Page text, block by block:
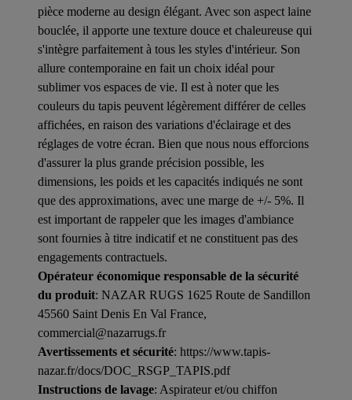
pièce moderne au design élégant. Avec son aspect laine
bouclée, il apporte une texture douce et chaleureuse qui
s'intègre parfaitement à tous les styles d'intérieur. Son
allure contemporaine en fait un choix idéal pour
sublimer vos espaces de vie. Il est à noter que les
couleurs du tapis peuvent légèrement différer de celles
affichées, en raison des variations d'éclairage et des
réglages de votre écran. Bien que nous nous efforcions
d'assurer la plus grande précision possible, les
dimensions, les poids et les capacités indiqués ne sont
que des approximations, avec une marge de +/- 5%. Il
est important de rappeler que les images d'ambiance
sont fournies à titre indicatif et ne constituent pas des
engagements contractuels.
Opérateur économique responsable de la sécurité
du produit: NAZAR RUGS 1625 Route de Sandillon
45560 Saint Denis En Val France,
commercial@nazarrugs.fr
Avertissements et sécurité: https://www.tapis-
nazar.fr/docs/DOC_RSGP_TAPIS.pdf
Instructions de lavage: Aspirateur et/ou chiffon